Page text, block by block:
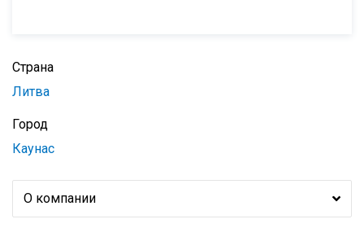
Страна
Литва
Город
Каунас
О компании